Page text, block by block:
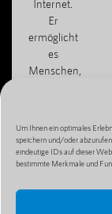
Um Ihnen ein optimales
speichern und/oder
eindeutige IDs auf dieser
bestimmte Merkmale und
Internet.
Er
ermöglicht
es
Menschen,
oder Ihren
Online-
Shop zu
finden